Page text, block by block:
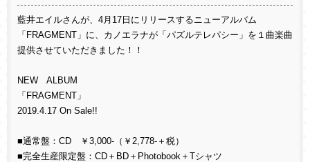
藍井エイルさんが、4月17日にリリースするニューアルバム
「FRAGMENT」に、カノエラナが「パズルテレパシー」を１曲楽曲
提供させていただきました！！
NEW ALBUM
「FRAGMENT」
2019.4.17 On Sale!!
■通常盤：CD ￥3,000-（￥2,778-＋税）
■完全生産限定盤：CD＋BD＋Photobook＋Tシャツ